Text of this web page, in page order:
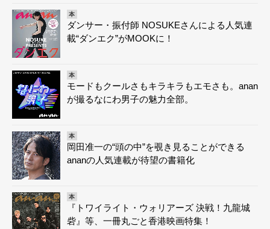
本
ダンサー・振付師 NOSUKEさんによる人気連
載“ダンエク”がMOOKに！
本
モードもクールさもキラキラもエモさも。anan
が撮るなにわ男子の魅力全部。
本
岡田准一の“頭の中”を覗き見ることができる
ananの人気連載が待望の書籍化
本
『トワイライト・ウォリアーズ 決戦！九龍城
砦』等、一冊丸ごと香港映画特集！